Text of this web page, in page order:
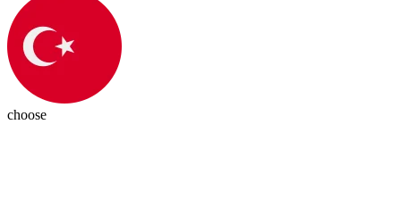
choose